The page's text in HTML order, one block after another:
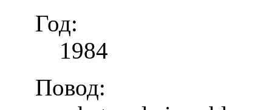
Год:
1984
Повод: